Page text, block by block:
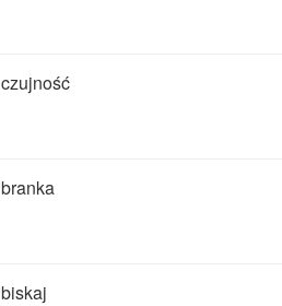
czujność
branka
biskaj